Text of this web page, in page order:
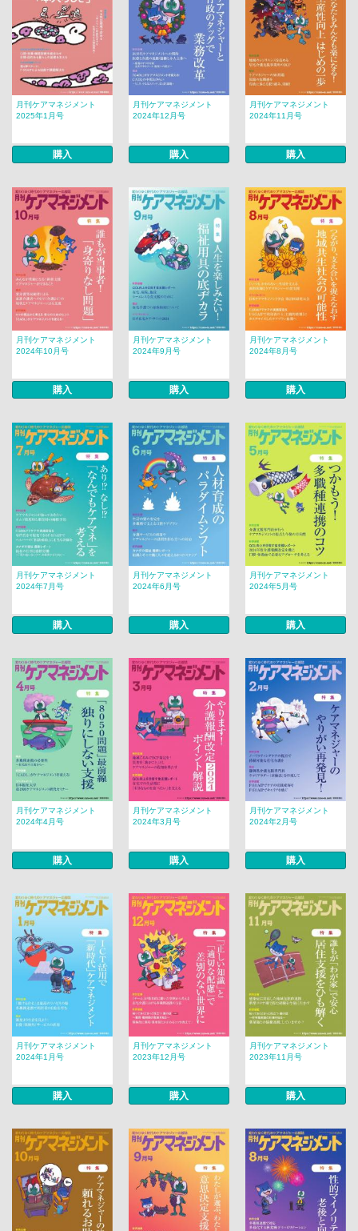
月刊ケアマネジメント
2025年1月号
購入
月刊ケアマネジメント
2024年12月号
購入
月刊ケアマネジメント
2024年11月号
購入
月刊ケアマネジメント
2024年10月号
購入
月刊ケアマネジメント
2024年9月号
購入
月刊ケアマネジメント
2024年8月号
購入
月刊ケアマネジメント
2024年7月号
購入
月刊ケアマネジメント
2024年6月号
購入
月刊ケアマネジメント
2024年5月号
購入
月刊ケアマネジメント
2024年4月号
購入
月刊ケアマネジメント
2024年3月号
購入
月刊ケアマネジメント
2024年2月号
購入
月刊ケアマネジメント
2024年1月号
購入
月刊ケアマネジメント
2023年12月号
購入
月刊ケアマネジメント
2023年11月号
購入